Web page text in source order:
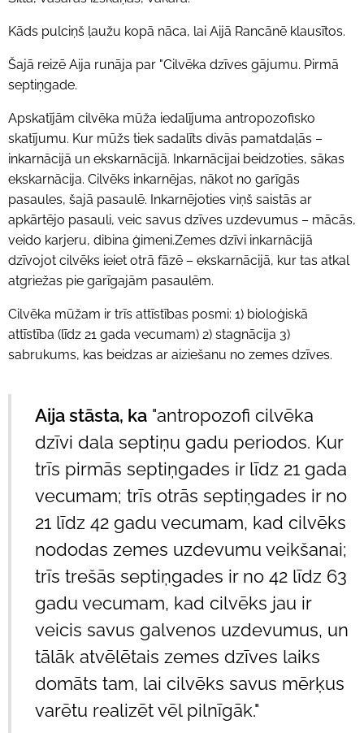
Kāds pulciņš ļaužu kopā nāca, lai Aijā Rancānē klausītos.
Šajā reizē Aija runāja par "Cilvēka dzīves gājumu. Pirmā
septiņgade.
Apskatījām cilvēka mūža iedalījuma antropozofisko
skatījumu. Kur mūžs tiek sadalīts divās pamatdaļās –
inkarnācijā un ekskarnācijā. Inkarnācijai beidzoties, sākas
ekskarnācija. Cilvēks inkarnējas, nākot no garīgās
pasaules, šajā pasaulē. Inkarnējoties viņš saistās ar
apkārtējo pasauli, veic savus dzīves uzdevumus – mācās,
veido karjeru, dibina ģimeni.Zemes dzīvi inkarnācijā
dzīvojot cilvēks ieiet otrā fāzē – ekskarnācijā, kur tas atkal
atgriežas pie garīgajām pasaulēm.
Cilvēka mūžam ir trīs attīstības posmi: 1) bioloģiskā
attīstība (līdz 21 gada vecumam) 2) stagnācija 3)
sabrukums, kas beidzas ar aiziešanu no zemes dzīves.
Aija stāsta, ka "antropozofi cilvēka
dzīvi dala septiņu gadu periodos. Kur
trīs pirmās septiņgades ir līdz 21 gada
vecumam; trīs otrās septiņgades ir no
21 līdz 42 gadu vecumam, kad cilvēks
nododas zemes uzdevumu veikšanai;
trīs trešās septiņgades ir no 42 līdz 63
gadu vecumam, kad cilvēks jau ir
veicis savus galvenos uzdevumus, un
tālāk atvēlētais zemes dzīves laiks
domāts tam, lai cilvēks savus mērķus
varētu realizēt vēl pilnīgāk."